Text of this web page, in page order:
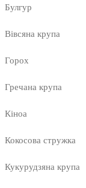
Булгур
Вівсяна крупа
Горох
Гречана крупа
Кіноа
Кокосова стружка
Кукурудзяна крупа